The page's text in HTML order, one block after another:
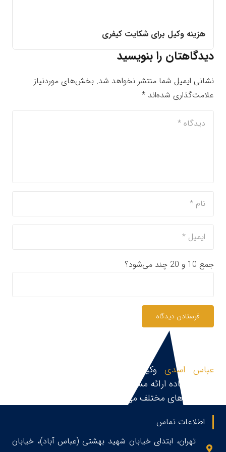
هزینه وکیل برای شکایت کیفری
دیدگاهتان را بنویسید
نشانی ایمیل شما منتشر نخواهد شد. بخش‌های موردنیاز
علامت‌گذاری شده‌اند *
جمع 10 و 20 چند می‌شود؟
فرستادن دیدگاه
عباس اسدی وکیل پایه یک دادگستری و مشاور
حقوقی،آماده ارائه مشاوره حقوقی، قبول و پیگیری پرونده
در زمینه های مختلف می باشد.
اطلاعات تماس
تهران، ابتدای خیابان شهید بهشتی (عباس آباد)، خیابان